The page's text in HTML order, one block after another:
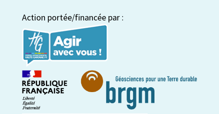
Action portée/financée par :